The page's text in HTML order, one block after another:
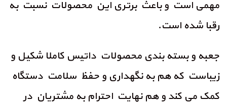
مهمی است و باعث برتری این محصولات نسبت به
رقبا شده است.
جعبه و بسته بندی محصولات داتیس کاملا شکیل و
زیباست که هم به نگهداری و حفظ سلامت دستگاه
کمک می کند و هم نهایت احترام به مشتریان در